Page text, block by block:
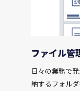
ファイル管
日々の業務で
納するフォル